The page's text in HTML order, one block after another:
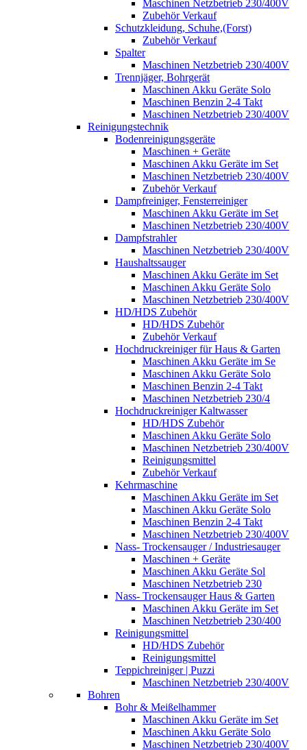
Maschinen Netzbetrieb 230/400V
Zubehör Verkauf
Schutzkleidung, Schuhe,(Forst)
Zubehör Verkauf
Spalter
Maschinen Netzbetrieb 230/400V
Trennjäger, Bohrgerät
Maschinen Akku Geräte Solo
Maschinen Benzin 2-4 Takt
Maschinen Netzbetrieb 230/400V
Reinigungstechnik
Bodenreinigungsgeräte
Maschinen + Geräte
Maschinen Akku Geräte im Set
Maschinen Netzbetrieb 230/400V
Zubehör Verkauf
Dampfreiniger, Fensterreiniger
Maschinen Akku Geräte im Set
Maschinen Netzbetrieb 230/400V
Dampfstrahler
Maschinen Netzbetrieb 230/400V
Haushaltssauger
Maschinen Akku Geräte im Set
Maschinen Akku Geräte Solo
Maschinen Netzbetrieb 230/400V
HD/HDS Zubehör
HD/HDS Zubehör
Zubehör Verkauf
Hochdruckreiniger für Haus & Garten
Maschinen Akku Geräte im Se
Maschinen Akku Geräte Solo
Maschinen Benzin 2-4 Takt
Maschinen Netzbetrieb 230/4
Hochdruckreiniger Kaltwasser
HD/HDS Zubehör
Maschinen Akku Geräte Solo
Maschinen Netzbetrieb 230/400V
Reinigungsmittel
Zubehör Verkauf
Kehrmaschine
Maschinen Akku Geräte im Set
Maschinen Akku Geräte Solo
Maschinen Benzin 2-4 Takt
Maschinen Netzbetrieb 230/400V
Nass- Trockensauger / Industriesauger
Maschinen + Geräte
Maschinen Akku Geräte Sol
Maschinen Netzbetrieb 230
Nass- Trockensauger Haus & Garten
Maschinen Akku Geräte im Set
Maschinen Netzbetrieb 230/400
Reinigungsmittel
HD/HDS Zubehör
Reinigungsmittel
Teppichreiniger | Puzzi
Maschinen Netzbetrieb 230/400V
Bohren
Bohr & Meißelhammer
Maschinen Akku Geräte im Set
Maschinen Akku Geräte Solo
Maschinen Netzbetrieb 230/400V